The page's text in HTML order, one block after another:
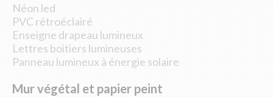
Néon led
PVC rétroéclairé
Enseigne drapeau lumineux
Lettres boitiers lumineuses
Panneau lumineux à énergie solaire
Mur végétal et papier peint